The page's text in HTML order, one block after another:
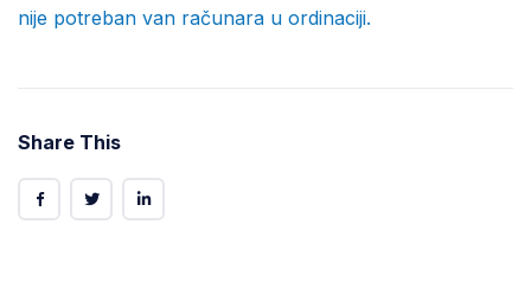
nije potreban van računara u ordinaciji.
Share This